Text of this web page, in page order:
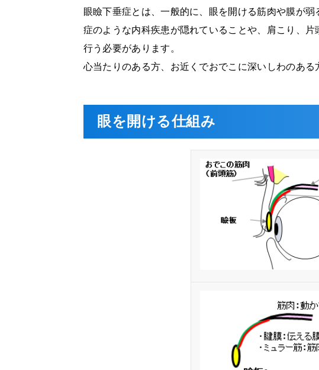
眼瞼下垂症とは、一般的に、眼を開ける筋肉や膜が
症のような内科疾患が隠れていることや、肩こり、
行う必要があります。
心当たりのある方、お近くでおでこに深いしわのあ
眼を開ける仕組み